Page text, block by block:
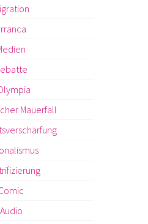
Mauerfall
Audio